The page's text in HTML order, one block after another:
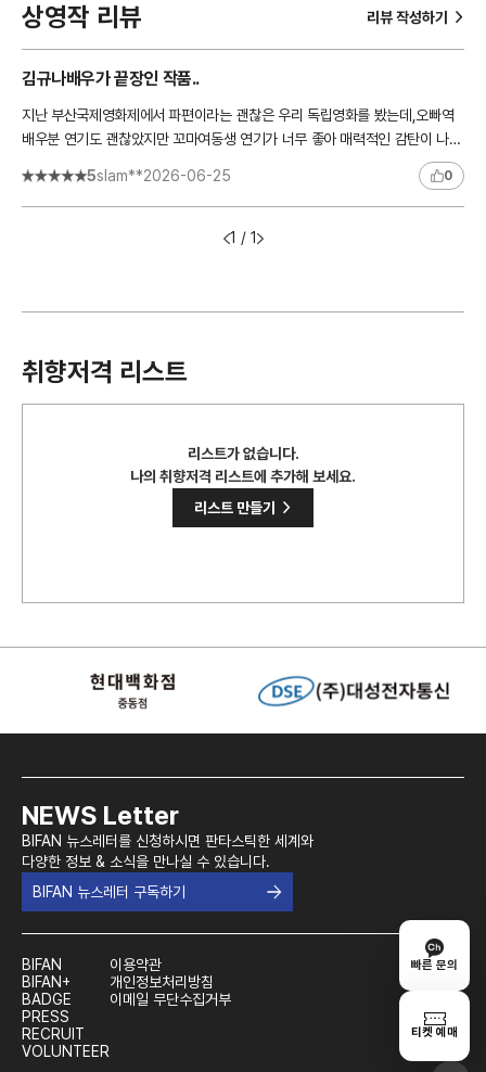
빠른 문의
티켓 예매
상영작 리뷰 리뷰 작성하기 >
김규나배우가 끝장인 작품..
지난 부산국제영화제에서 파편이라는 괜찮은 우리 독립영화를 봤는데,오빠역
배우분 연기도 괜찮았지만 꼬마여동생 연기가 너무 좋아 매력적인 감탄이 나왔
5slam**2026-06-25 0
1 / 1
취향저격 리스트
리스트가 없습니다.
나의 취향저격 리스트에 추가해 보세요.
리스트 만들기
>
NEWS Letter
BIFAN 뉴스레터를 신청하시면 판타스틱한 세계와
다양한 정보 & 소식을 만나실 수 있습니다.
BIFAN 뉴스레터 구독하기
BIFAN
BIFAN+
BADGE
PRESS
RECRUIT
VOLUNTEER
이용약관
개인정보처리방침
이메일 무단수집거부